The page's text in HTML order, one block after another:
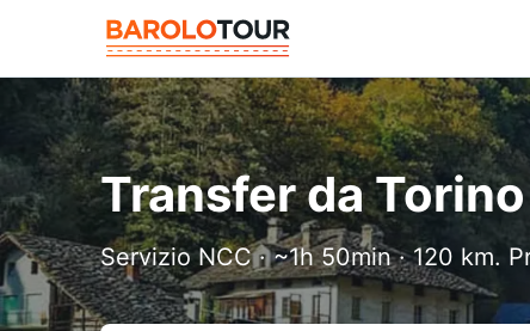
Transfer da
Servizio NCC · ~1h 50min · 120 km.